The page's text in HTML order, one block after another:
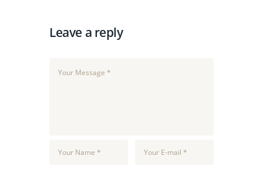
Leave a reply